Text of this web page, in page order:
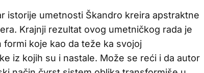
istorije umetnosti Škandro kreira apstraktne
Krajnji rezultat ovog umetničkog rada je
koje kao da teže ka svojoj
iz kojih su i nastale. Može se reći i da autor